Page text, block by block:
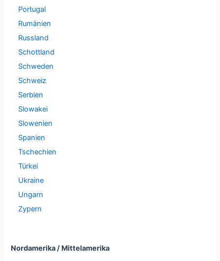
Portugal
Rumänien
Russland
Schottland
Schweden
Schweiz
Serbien
Slowakei
Slowenien
Spanien
Tschechien
Türkei
Ukraine
Ungarn
Zypern
Nordamerika / Mittelamerika